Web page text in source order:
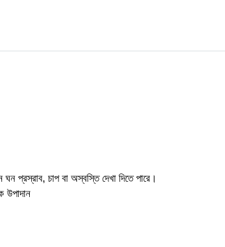
প্রস্রাব, চাপ বা অস্বস্তি দেখা দিতে পারে।
উপাদান